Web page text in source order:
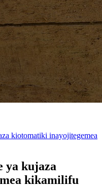
kiotomatiki inayojitegemea
ya kujaza
kikamilifu